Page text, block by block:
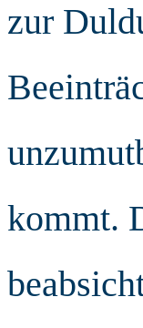
zur
kommt.